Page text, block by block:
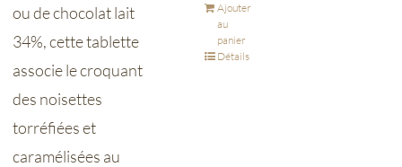
ou de chocolat lait
34%, cette tablette
associe le croquant
des noisettes
torréfiées et
caramélisées au
Ajouter
au
panier
Détails